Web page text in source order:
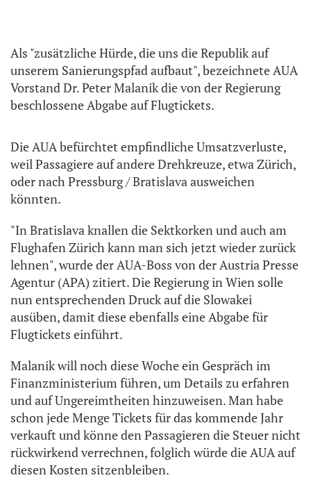
Als "zusätzliche Hürde, die uns die Republik auf
unserem Sanierungspfad aufbaut", bezeichnete AUA
Vorstand Dr. Peter Malanik die von der Regierung
beschlossene Abgabe auf Flugtickets.
Die AUA befürchtet empfindliche Umsatzverluste,
weil Passagiere auf andere Drehkreuze, etwa Zürich,
oder nach Pressburg / Bratislava ausweichen
könnten.
"In Bratislava knallen die Sektkorken und auch am
Flughafen Zürich kann man sich jetzt wieder zurück
lehnen", wurde der AUA-Boss von der Austria Presse
Agentur (APA) zitiert. Die Regierung in Wien solle
nun entsprechenden Druck auf die Slowakei
ausüben, damit diese ebenfalls eine Abgabe für
Flugtickets einführt.
Malanik will noch diese Woche ein Gespräch im
Finanzministerium führen, um Details zu erfahren
und auf Ungereimtheiten hinzuweisen. Man habe
schon jede Menge Tickets für das kommende Jahr
verkauft und könne den Passagieren die Steuer nicht
rückwirkend verrechnen, folglich würde die AUA auf
diesen Kosten sitzenbleiben.